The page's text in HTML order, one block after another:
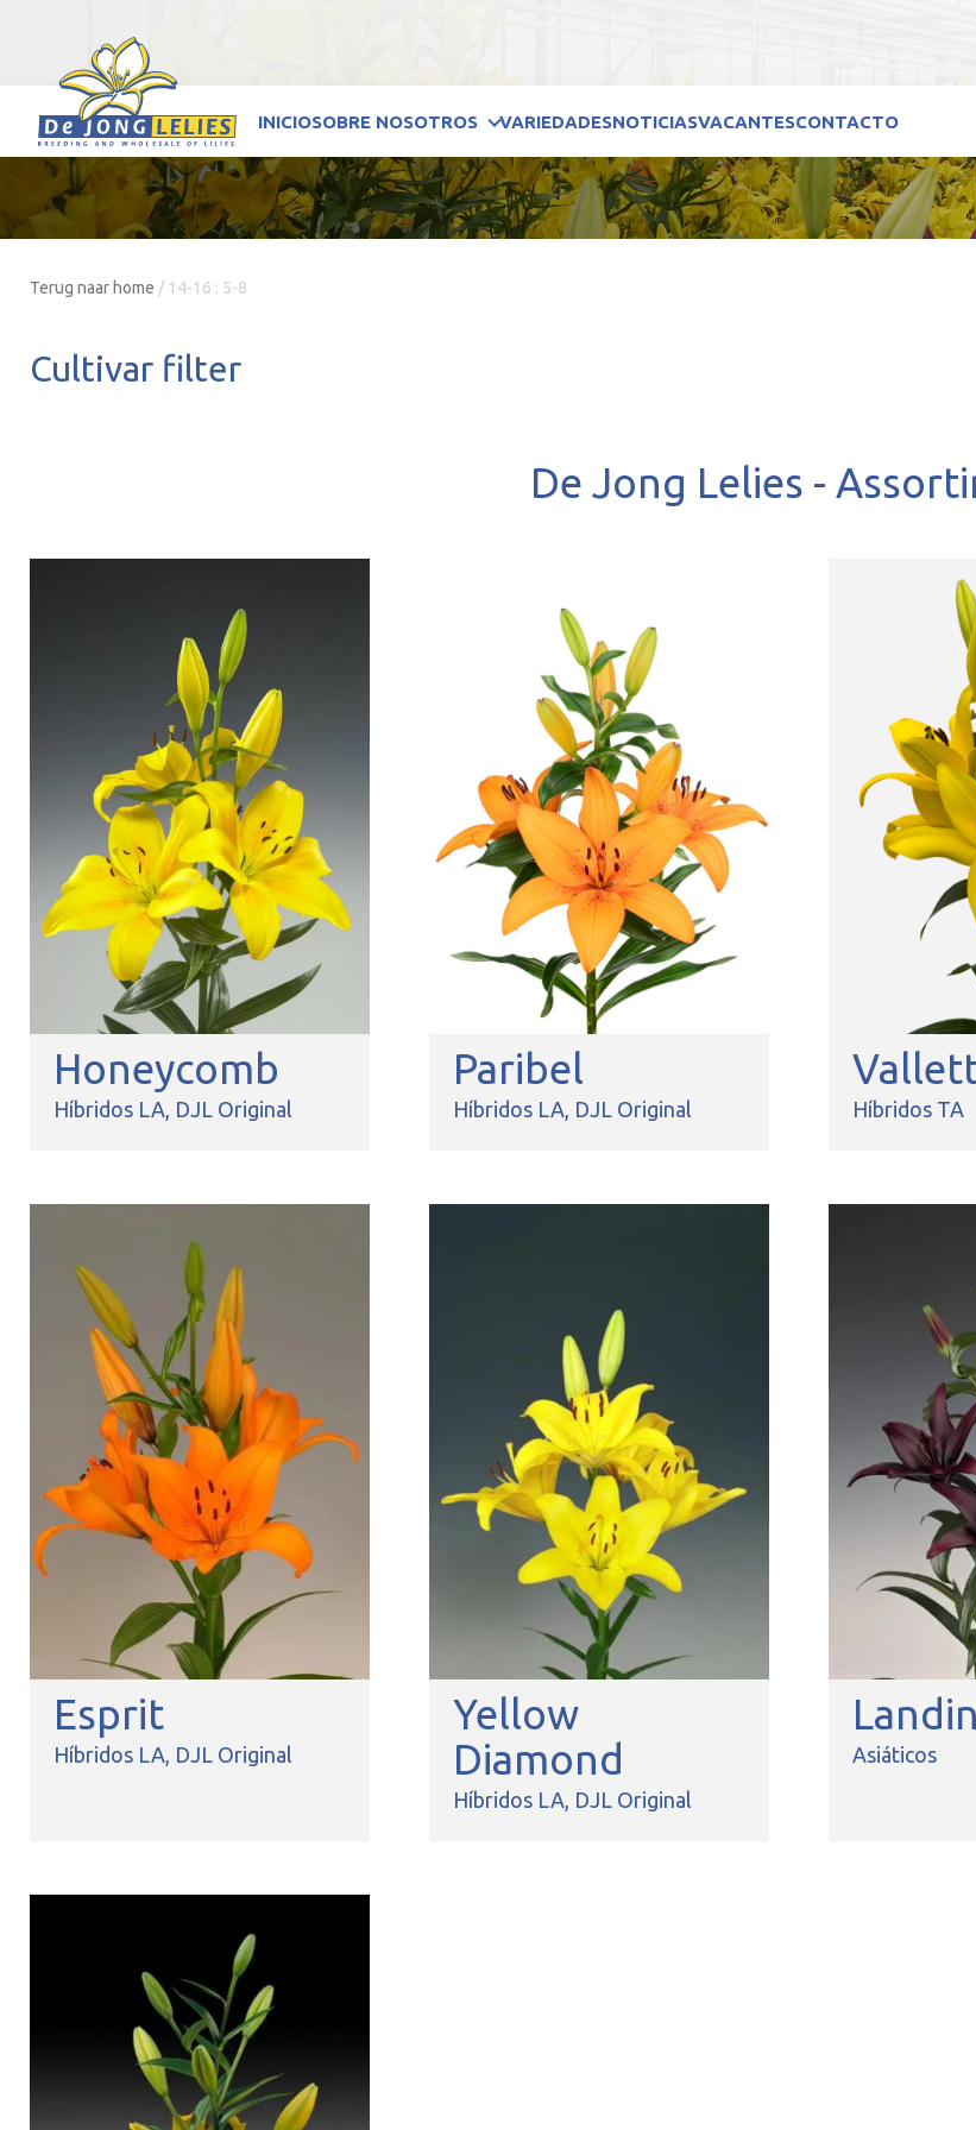
INICIOSOBRE NOSOTROS VARIEDADESNOTICIASVACANTESCONTACTO
Terug naar home / 14-16 : 5-8
Cultivar filter
De Jong Lelies -
Honeycomb
Híbridos LA DJL Original
Paribel
Híbridos LA DJL Original Híbridos TA
Esprit
Híbridos LA DJL Original
Yellow
Diamond
Híbridos LA DJL Original
Asiáticos